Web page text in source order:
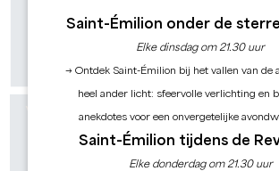
Saint-Émilion onder de
Elke dinsdag om 21.30 uur
→ Ontdek Saint-Émilion bij het vallen van de
heel ander licht: sfeervolle verlichting en
anekdotes voor een onvergetelijke
Saint-Émilion tijdens de
Elke donderdag om 21.30 uur